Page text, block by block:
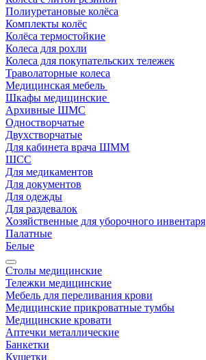
Полиуретановые колёса
Комплекты колёс
Колёса термостойкие
Колеса для рохли
Колеса для покупательских тележек
Траволаторные колеса
Медицинская мебель
Шкафы медицинские
Архивные ШМС
Одностворчатые
Двухстворчатые
Для кабинета врача ШММ
ШСС
Для медикаментов
Для документов
Для одежды
Для раздевалок
Хозяйственные для уборочного инвентаря
Палатные
Белые
Столы медицинские
Тележки медицинские
Мебель для переливания крови
Медицинские прикроватные тумбы
Медицинские кровати
Аптечки металлические
Банкетки
Кушетки